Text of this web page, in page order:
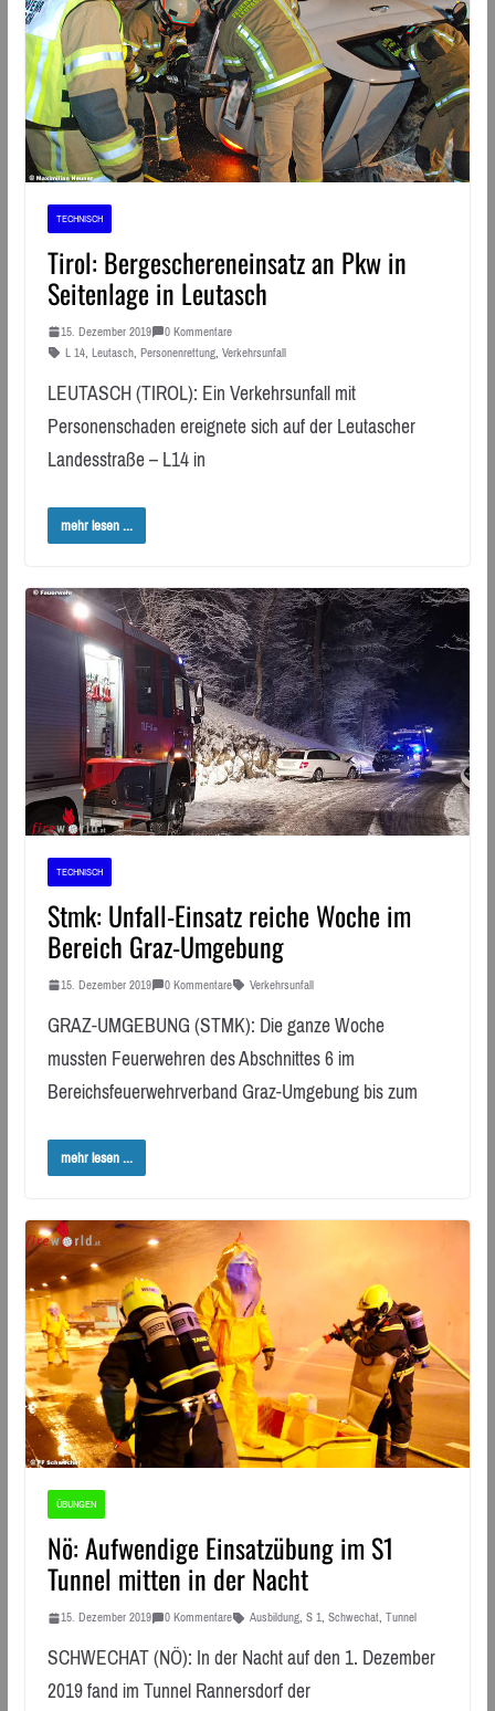
TECHNISCH
Tirol: Bergeschereneinsatz an Pkw in
Seitenlage in Leutasch
15. Dezember 2019
0 Kommentare
L 14, Leutasch, Personenrettung, Verkehrsunfall
LEUTASCH (TIROL): Ein Verkehrsunfall mit
Personenschaden ereignete sich auf der Leutascher
Landesstraße – L14 in
mehr lesen ...
TECHNISCH
Stmk: Unfall-Einsatz reiche Woche im
Bereich Graz-Umgebung
15. Dezember 2019 0 Kommentare Verkehrsunfall
GRAZ-UMGEBUNG (STMK): Die ganze Woche
mussten Feuerwehren des Abschnittes 6 im
Bereichsfeuerwehrverband Graz-Umgebung bis zum
mehr lesen ...
ÜBUNGEN
Nö: Aufwendige Einsatzübung im S1
Tunnel mitten in der Nacht
15. Dezember 2019 0 Kommentare Ausbildung, S 1, Schwechat, Tunnel
SCHWECHAT (NÖ): In der Nacht auf den 1. Dezember
2019 fand im Tunnel Rannersdorf der